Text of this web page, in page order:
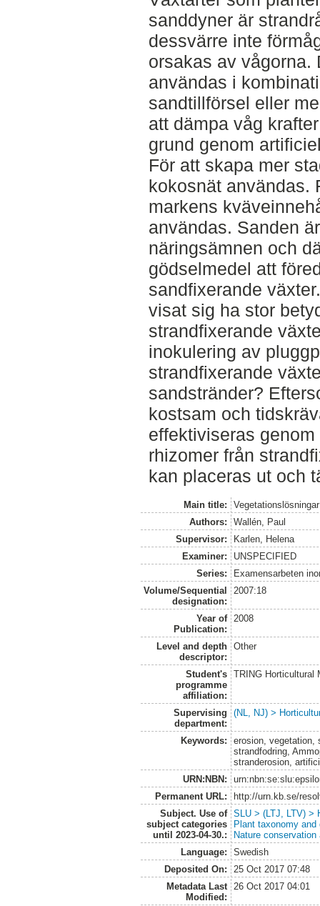
sanddyner är
dessvärre inte
orsakas av vågorna.
användas i
sandtillförsel eller
att dämpa våg
grund genom
För att skapa mer
kokosnät användas.
markens
användas. Sanden
näringsämnen och
gödselmedel att
sandfixerande
visat sig ha stor
strandfixerande
inokulering av
strandfixerande
sandstränder?
kostsam och
effektiviseras
rhizomer från
kan placeras ut och
Main title:
Authors:
Wallén, Paul
Supervisor:
Karlen, Helena
Examiner:
UNSPECIFIED
Series:
Examensarbeten
Volume/Sequential
designation:
2007:18
Year of
Publication:
2008
Level and depth
descriptor:
Other
Student's
programme
affiliation:
TRING Horticultural
Supervising
department:
(NL, NJ) >
Keywords:
erosion, vegetation,
strandfodring,
stranderosion,
URN:NBN:
Permanent URL:
http://urn.kb.se/
Subject. Use of
subject categories
until 2023-04-30.:
SLU > (LTJ, LTV) >
Plant taxonomy and
Nature
Language:
Swedish
Deposited On:
25 Oct 2017 07:48
Metadata Last
Modified:
26 Oct 2017 04:01